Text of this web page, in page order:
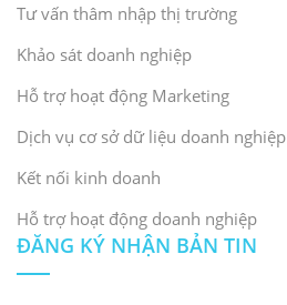
Tư vấn thâm nhập thị trường
Khảo sát doanh nghiệp
Hỗ trợ hoạt động Marketing
Dịch vụ cơ sở dữ liệu doanh nghiệp
Kết nối kinh doanh
Hỗ trợ hoạt động doanh nghiệp
ĐĂNG KÝ NHẬN BẢN TIN